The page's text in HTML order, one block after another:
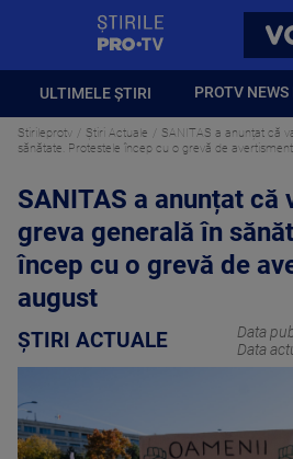
ULTIMELE ȘTIRI PROTV NEWS
Stirileprotv Știri Actuale
SANITAS a anunțat că
sănătate. Protestele încep cu o grevă de
SANITAS a anunțat că
greva generală în
încep cu o grevă de
august
ȘTIRI ACTUALE Data
Data